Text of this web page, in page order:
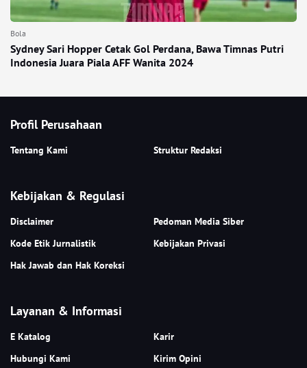
Bola
Sydney Sari Hopper Cetak Gol Perdana, Bawa Timnas Putri
Indonesia Juara Piala AFF Wanita 2024
Profil Perusahaan
Tentang Kami Struktur Redaksi
Kebijakan & Regulasi
Disclaimer
Pedoman Media Siber
Kode Etik Jurnalistik
Kebijakan Privasi
Hak Jawab dan Hak Koreksi
Layanan & Informasi
E Katalog
Karir
Hubungi Kami
Kirim Opini